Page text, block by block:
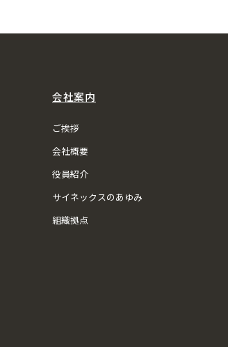
会社案内
ご挨拶
会社概要
役員紹介
サイネックスのあゆみ
組織拠点